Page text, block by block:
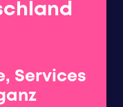
Services